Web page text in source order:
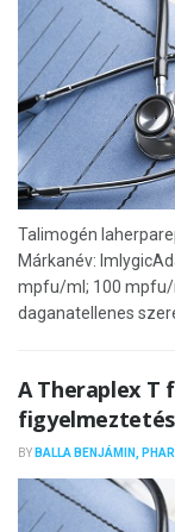
Talimogén
Márkanév:
mpfu/ml; 100 mpfu/
daganatellenes
A Theraplex T
BY BALLA BENJÁMIN,